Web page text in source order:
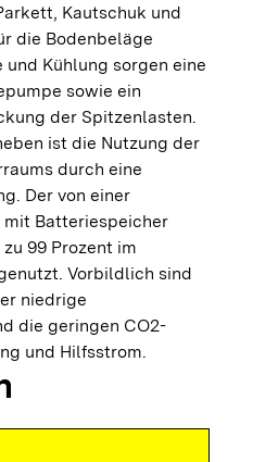
Kautschuk und
die Bodenbeläge
und Kühlung sorgen eine
sowie ein
der Spitzenlasten.
ist die Nutzung der
durch eine
Der von einer
Batteriespeicher
99 Prozent im
Vorbildlich sind
niedrige
die geringen CO2-
und Hilfsstrom.